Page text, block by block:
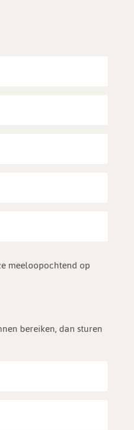
meeloopochtend op
bereiken, dan sturen